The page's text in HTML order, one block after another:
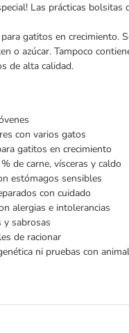
Las prácticas
gatitos en crecimiento.
o azúcar. Tampoco
de alta calidad.
con varios gatos
gatitos en crecimiento
de carne, vísceras y caldo
estómagos sensibles
con cuidado
alergias e intolerancias
y sabrosas
de racionar
ni pruebas con